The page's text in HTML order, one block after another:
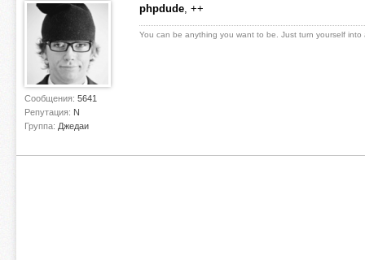
Сообщения: 5641
Репутация: N
Группа: Джедаи
phpdude, ++
You can be anything you want to be. Just turn yourself